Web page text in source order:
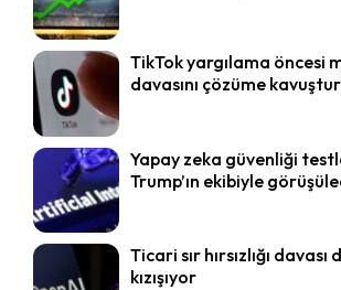
TikTok yargılama öncesi
davasını çözüme
Yapay zeka güvenliği
Trump’ın ekibiyle
Ticari sır hırsızlığı davası
kızışıyor